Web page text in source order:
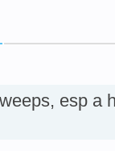
esp a